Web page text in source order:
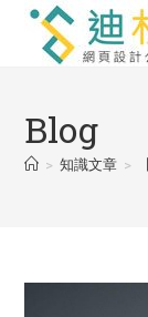
Skip
content
Blog
> 知識文章 >